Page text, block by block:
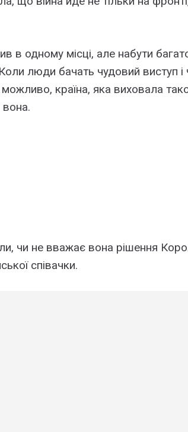
в одному місці, але набути
люди бачать чудовий виступ
країна, яка виховала
чи не вважає вона рішення
співачки.